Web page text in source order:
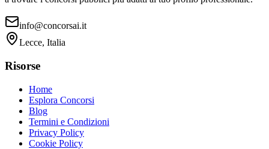
info@concorsai.it
Lecce, Italia
Risorse
Home
Esplora Concorsi
Blog
Termini e Condizioni
Privacy Policy
Cookie Policy